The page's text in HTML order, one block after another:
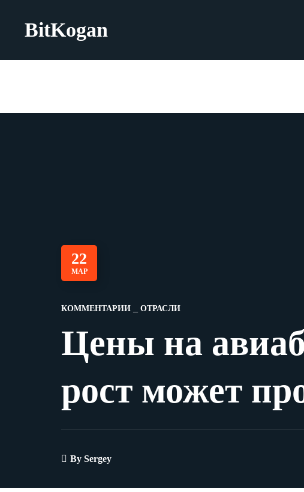
BitKogan
22
МАР
КОММЕНТАРИИ ОТРАСЛИ
Цены на
рост может
By Sergey